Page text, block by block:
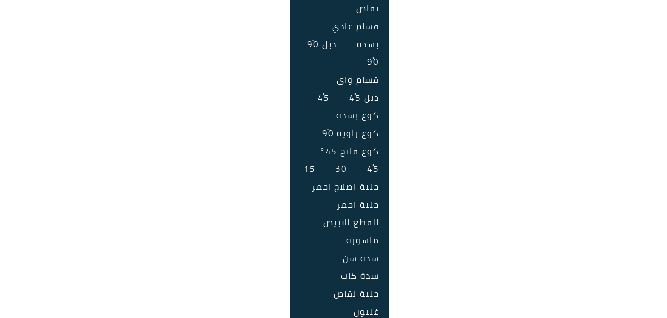
نقاص
قسام عادي
بسدة
دبل 90ْ
90ْ
قسام واي
دبل 45ْ
45ْ
كوع بسدة
كوع زاوية 90ْ
كوع فاتح 45°
45ْ
30
15
جلبة اصلاح احمر
جلبة احمر
القطع الابيض
ماسورة
سدة سن
سدة كاب
جلبة نقاص
غليون